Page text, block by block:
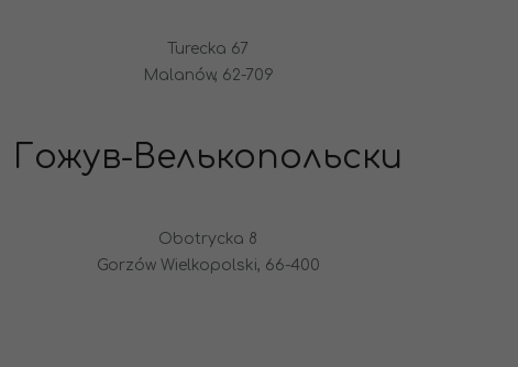
Turecka 67
Malanów, 62-709
Гожув-Велькопольски
Obotrycka 8
Gorzów Wielkopolski, 66-400